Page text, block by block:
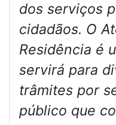
dos serviços
cidadãos. O
Residência é
servirá para
trâmites por
público que